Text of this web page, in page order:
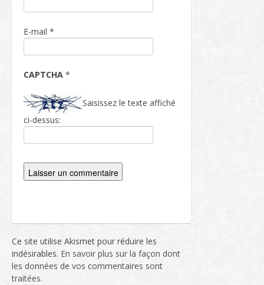
E-mail *
CAPTCHA *
Saisissez le texte affiché
ci-dessus:
Ce site utilise Akismet pour réduire les
indésirables. En savoir plus sur la façon dont
les données de vos commentaires sont
traitées.